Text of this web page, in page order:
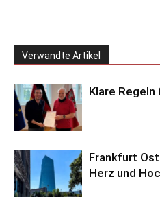
Verwandte Artikel
Klare
Frankfurt
Herz und